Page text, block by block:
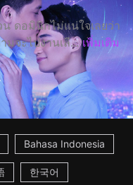
ดอมินิกไม่แน่ใจเลยว่า
จะไปงานเลี... เพิ่มเติม
Bahasa Indonesia
한국어